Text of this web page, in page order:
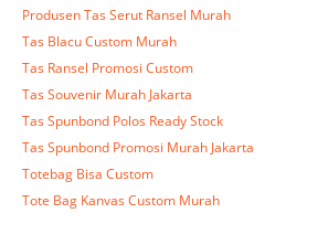
Produsen Tas Serut Ransel Murah
Tas Blacu Custom Murah
Tas Ransel Promosi Custom
Tas Souvenir Murah Jakarta
Tas Spunbond Polos Ready Stock
Tas Spunbond Promosi Murah Jakarta
Totebag Bisa Custom
Tote Bag Kanvas Custom Murah